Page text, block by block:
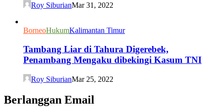
Roy SiburianMar 31, 2022
BorneoHukumKalimantan Timur
Tambang Liar di Tahura Digerebek,
Penambang Mengaku dibekingi Kasum TNI
Roy SiburianMar 25, 2022
Berlanggan Email